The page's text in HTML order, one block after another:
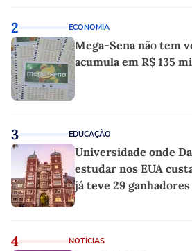
2 ECONOMIA
Mega-Sena não tem
acumula em R$ 135
3 EDUCAÇÃO
Universidade onde
estudar nos EUA
já teve 29
4 NOTÍCIAS